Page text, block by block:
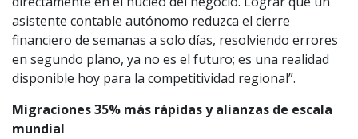
asistente contable autónomo reduzca el cierre
financiero de semanas a solo días, resolviendo errores
en segundo plano, ya no es el futuro; es una realidad
disponible hoy para la competitividad regional”.
Migraciones 35% más rápidas y alianzas de escala
mundial